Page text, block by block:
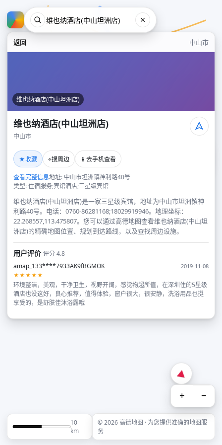
返回 中山市
维也纳酒店(中山坦洲店)
维也纳酒店(中山坦洲店)
中山市
★收藏 ⌖搜周边 📱 去手机查看
查看完整信息地址: 中山市坦洲镇神利路40号
类型: 住宿服务;宾馆酒店;三星级宾馆
维也纳酒店(中山坦洲店)是一家三星级宾馆，地址为中山市坦洲镇神
利路40号。电话：0760-86281168;18029919946。地理坐标：
22.268557,113.475807。您可以通过高德地图查看维也纳酒店(中山坦
洲店)的精确地图位置、规划到达路线，以及查找周边设施。
用户评价评分 4.8
amap_133****7933AK9fBGMOK
2019-11-08
★★★★★
环境整洁，美观，干净卫生，视野开阔，感觉物超所值，在深圳住的5星级
酒店也没这好，良心推荐，值得体验，窗户很大，很安静，洗浴用品也挺
享受的，是舒肤佳沐浴露哦
+ −
10
km
© 2026 高德地图 · 为您提供准确的地图服
务